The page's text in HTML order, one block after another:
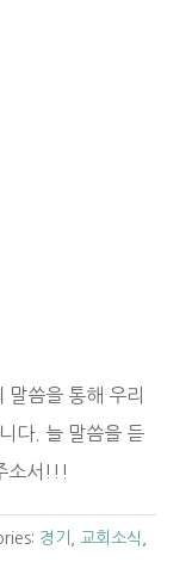
말씀을 통해 우리
다. 늘 말씀을 듣
소서!!!
경기 교회소식